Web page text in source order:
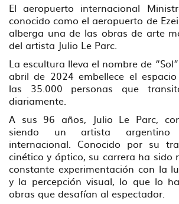
El aeropuerto internacional
conocido como el aeropuerto de
alberga una de las obras de arte
del artista Julio Le Parc.
La escultura lleva el nombre de
abril de 2024 embellece el
las 35.000 personas que
diariamente.
A sus 96 años, Julio Le Parc,
siendo un artista argentino
internacional. Conocido por su
cinético y óptico, su carrera ha sido
constante experimentación con la
y la percepción visual, lo que lo
obras que desafían al espectador.